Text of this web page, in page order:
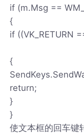
if (m.Msg ==
{
if ((VK_RETURN
{
return;
}
}
使文本框的回车键